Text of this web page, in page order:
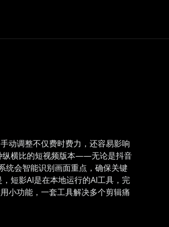
动调整不仅费时费力，还容易影响
纵横比的短视频版本——无论是抖音
统会智能识别画面重点，确保关键
短影AI是在本地运行的AI工具，完
小功能，一套工具解决多个剪辑痛